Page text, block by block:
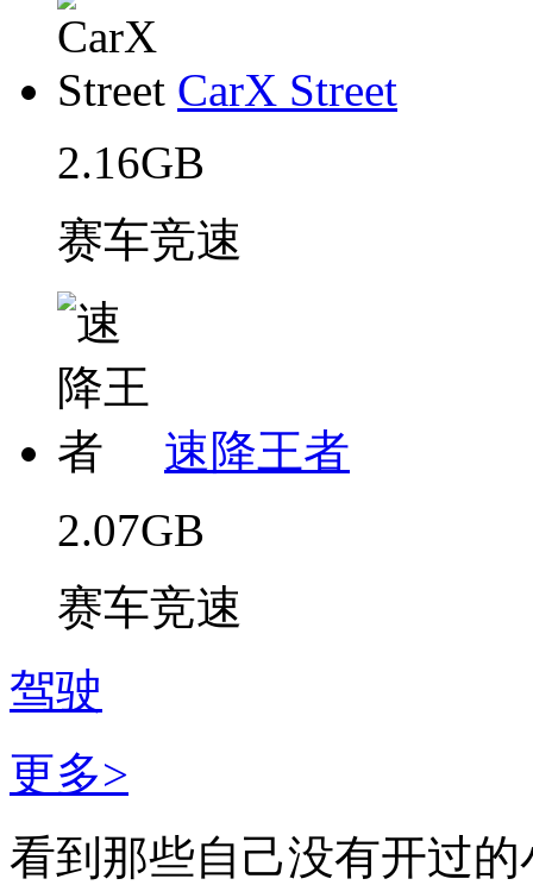
CarX Street
2.16GB
赛车竞速
速降王者
2.07GB
赛车竞速
驾驶
更多>
看到那些自己没有开过